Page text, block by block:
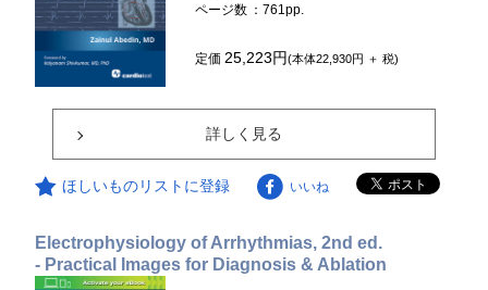
ページ数 ：761pp.
定価 25,223円(本体22,930円 ＋ 税)
詳しく見る
ほしいものリストに登録 いいね
Electrophysiology of Arrhythmias, 2nd ed.
- Practical Images for Diagnosis & Ablation